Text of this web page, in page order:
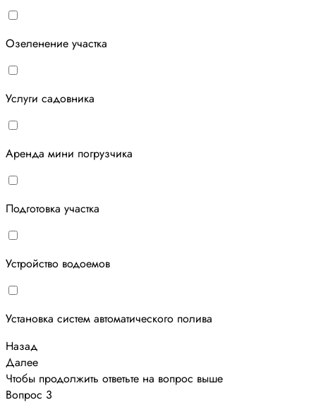
Озеленение участка
Услуги садовника
Аренда мини погрузчика
Подготовка участка
Устройство водоемов
Установка систем автоматического полива
Назад
Далее
Чтобы продолжить ответьте на вопрос выше
Вопрос 3